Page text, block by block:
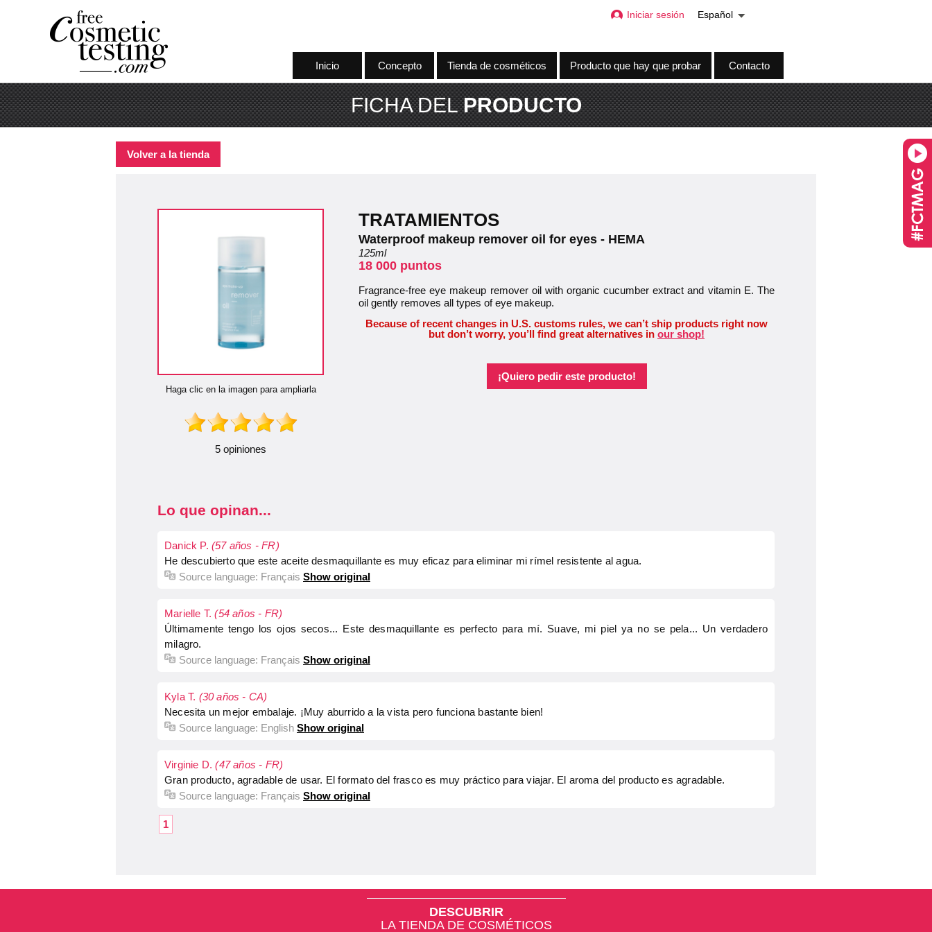
Inicio Concepto Tienda de cosméticos Producto que hay que probar Contacto
Iniciar sesión Español
FICHA DELPRODUCTO
Volver a la tienda
Haga clic en la imagen para ampliarla
5 opiniones
TRATAMIENTOS
Waterproof makeup remover oil for eyes - HEMA
125ml
18 000 puntos
Fragrance-free eye makeup remover oil with organic cucumber extract and vitamin E. The
oil gently removes all types of eye makeup.
Because of recent changes in U.S. customs rules, we can’t ship products right now
but don’t worry, you’ll find great alternatives in our shop!
¡Quiero pedir este producto!
Lo que opinan...
Danick P. (57 años - FR)
He descubierto que este aceite desmaquillante es muy eficaz para eliminar mi rímel resistente al agua.
Source language: Français Show original
Marielle T.(54 años - FR)
Últimamente tengo los ojos secos... Este desmaquillante es perfecto para mí. Suave, mi piel ya no se pela... Un verdadero
milagro.
Source language: Français Show original
Kyla T. (30 años - CA)
Necesita un mejor embalaje. ¡Muy aburrido a la vista pero funciona bastante bien!
Source language: English Show original
Virginie D.(47 años - FR)
Gran producto, agradable de usar. El formato del frasco es muy práctico para viajar. El aroma del producto es agradable.
Source language: Français Show original
1
DESCUBRIR
LA TIENDA DE COSMÉTICOS